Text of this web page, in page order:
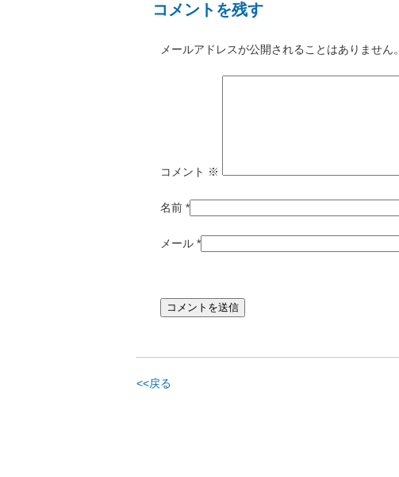
コメントを残す
メールアドレスが公開されることはありません。
コメント ※
名前 *
メール *
<<戻る